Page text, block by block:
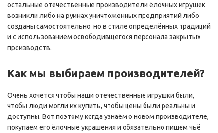
остальные отечественные производители ёлочных игрушек
возникли либо на руинах уничтоженных предприятий либо
созданы самостоятельно, но в стиле определённых традиций
и с использованием освободивщегося персонала закрытых
производств.
Как мы выбираем производителей?
Очень хочется чтобы наши отечественные игрушки были,
чтобы люди могли их купить, чтобы цены были реальны и
доступны. Вот поэтому когда узнаём о новом производителе,
покупаем его ёлочные украшения и обязательно пишем чьё